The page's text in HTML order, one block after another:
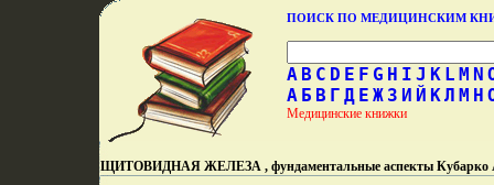
ПОИСК ПО МЕДИЦИНСКИМ
A B C D E F G H I J K L M N
А Б В Г Д Е Ж З И Й КЛ М Н
Медицинские книжки
ЩИТОВИДНАЯ ЖЕЛЕЗА , фундаментальные аспекты Кубарко А